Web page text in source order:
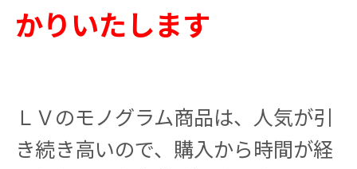
かりいたします
ＬＶのモノグラム商品は、人気が引
き続き高いので、購入から時間が経